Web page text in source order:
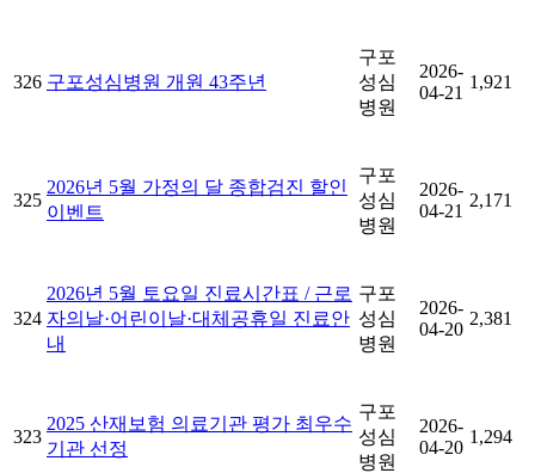
326 구포성심병원 개원 43주년
구포
성심
병원
2026-
04-21
1,921
325
2026년 5월 가정의 달 종합검진 할인
이벤트
구포
성심
병원
2026-
04-21
2,171
324
2026년 5월 토요일 진료시간표 / 근로
자의날·어린이날·대체공휴일 진료안
내
구포
성심
병원
2026-
04-20
2,381
323
2025 산재보험 의료기관 평가 최우수
기관 선정
구포
성심
병원
2026-
04-20
1,294